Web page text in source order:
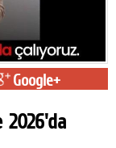
Google+
2026'da